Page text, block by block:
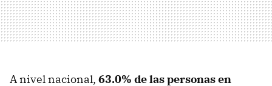
A nivel nacional, 63.0% de las personas en